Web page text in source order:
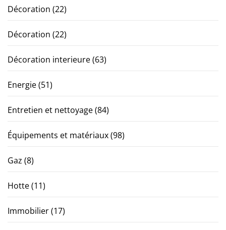
Décoration (22)
Décoration (22)
Décoration interieure(63)
Energie(51)
Entretien et nettoyage(84)
Équipements et matériaux(98)
Gaz (8)
Hotte(11)
Immobilier(17)